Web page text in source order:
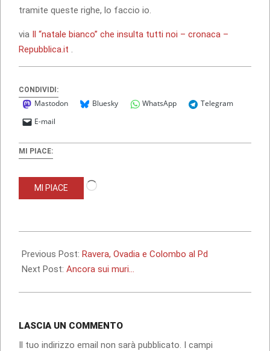
tramite queste righe, lo faccio io.
via Il “natale bianco” che insulta tutti noi – cronaca –
Repubblica.it
CONDIVIDI:
Mastodon Bluesky WhatsApp
Telegram
E-mail
MI PIACE:
MI PIACE
11-
19
Previous Post: Ravera, Ovadia e Colombo al Pd
Next Post: Ancora sui muri…
LASCIA UN COMMENTO
Il tuo indirizzo email non sarà pubblicato. I campi